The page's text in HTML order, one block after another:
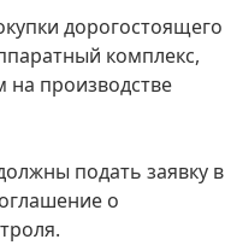
дорогостоящего
комплекс,
производстве
подать заявку в
о